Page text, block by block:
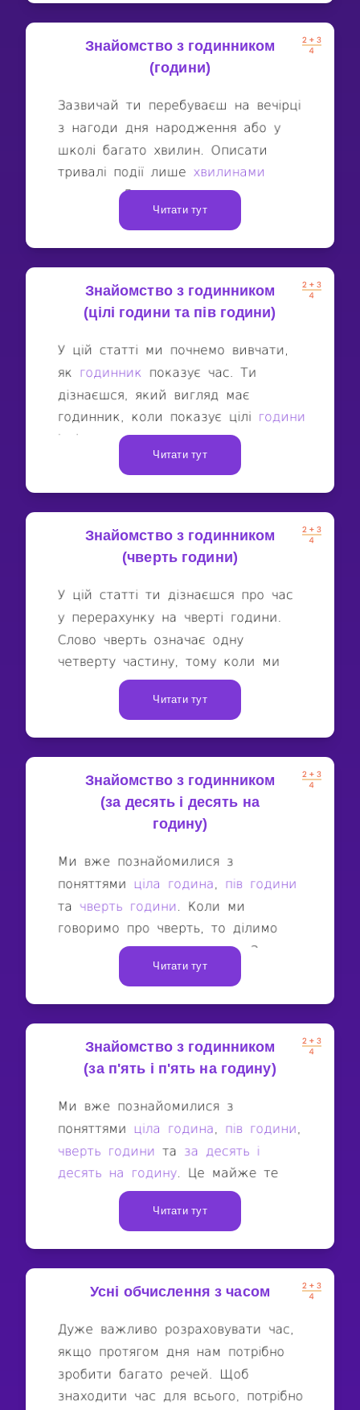
Знайомство з годинником
(години)
Читати тут
Знайомство з годинником
(цілі години та пів години)
Читати тут
Знайомство з годинником
(чверть години)
Читати тут
Знайомство з годинником
(за десять і десять на
годину)
Читати тут
Знайомство з годинником
(за п'ять і п'ять на годину)
Читати тут
Усні обчислення з часом